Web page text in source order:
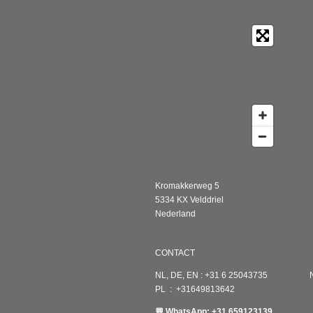
Kromakkerweg 5
5334 KX Velddriel
Nederland
CONTACT
NL, DE, EN : +31 6 25043735
PL : +31649813642